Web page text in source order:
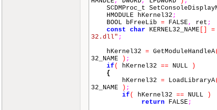
SCDMProc_t
HMODULE hKernel32 ;
BOOL bFreeLib = FALSE, ret ;
const char KERNEL32_NAME
=
32.dll" ;
hKernel32 = GetModuleHandleA
32_NAME
) ;
if ( hKernel32 == NULL
)
{
hKernel32 = LoadLibraryA
32_NAME
) ;
if ( hKernel32 == NULL
)
return FALSE;